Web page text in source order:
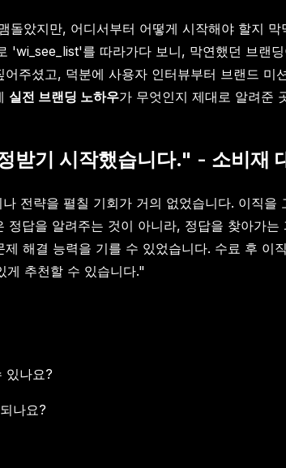
았지만, 어디서부터 어떻게 시작해야 할지
'wi_see_list'를 따라가다 보니, 막연했던 브랜
주셨고, 덕분에 사용자 인터뷰부터 브랜드
실전 브랜딩 노하우가 무엇인지 제대로 알려준
받기 시작했습니다." - 소비재
전략을 펼칠 기회가 거의 없었습니다. 이직
답을 알려주는 것이 아니라, 정답을 찾아가
해결 능력을 기를 수 있었습니다. 수료 후
게 추천할 수 있습니다."
있나요?
나요?